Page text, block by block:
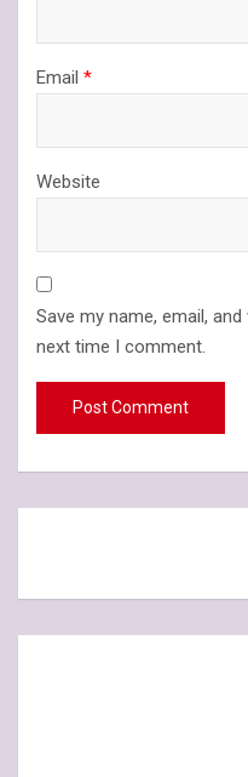
Email *
Website
Save my name, email,
next time I comment.